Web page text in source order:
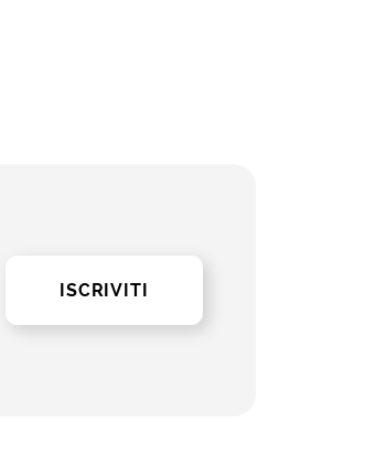
ISCRIVITI